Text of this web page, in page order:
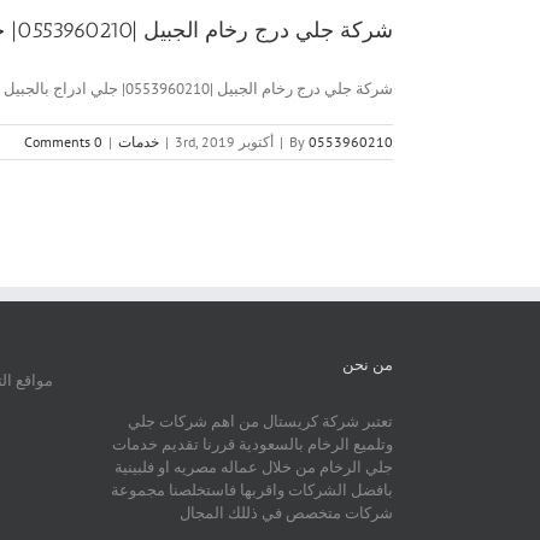
شركة جلي درج رخام الجبيل |0553960210| جلي ادراج بالجبيل
شركة جلي درج رخام الجبيل |0553960210| جلي ادراج بالجبيل شركة [...]
By 0553960210
| أكتوبر 3rd, 2019 | خدمات |
0 Comments
من نحن
تعتبر شركة كريستال من اهم شركات جلي
وتلميع الرخام بالسعودية قررنا تقديم خدمات
جلي الرخام من خلال عماله مصريه او فلبينية
بافضل الشركات واقربها فاستخلصنا مجموعة
شركات متخصص في ذللك المجال
مواقع